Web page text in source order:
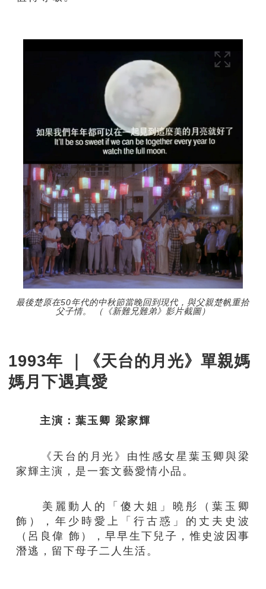
最後楚原在50年代的中秋節當晚回到現代，與父親楚帆重拾
父子情。 （《新難兄難弟》影片截圖）
1993年 ｜《天台的月光》單親媽
媽月下遇真愛
主演：葉玉卿 梁家輝
《天台的月光》由性感女星葉玉卿與梁
家輝主演，是一套文藝愛情小品。
美麗動人的「傻大姐」曉彤（葉玉卿
飾），年少時愛上「行古惑」的丈夫史波
（呂良偉 飾），早早生下兒子，惟史波因事
潛逃，留下母子二人生活。